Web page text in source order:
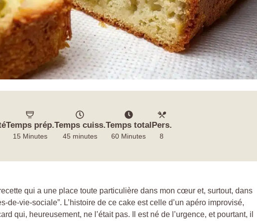
Temps prép.
15 Minutes
Temps cuiss.
45 minutes
Temps total
60 Minutes
Pers.
8
qui a une place toute particulière dans mon cœur et, surtout, dans
de-vie-sociale”. L’histoire de ce cake est celle d’un apéro improvisé,
qui, heureusement, ne l’était pas. Il est né de l’urgence, et pourtant, il